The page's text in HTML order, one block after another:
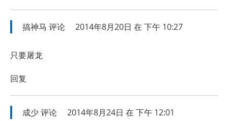
搞神马 评论 2014年8月20日 在 下午 10:27
只要屠龙
回复
成少评论 2014年8月24日 在 下午 12:01